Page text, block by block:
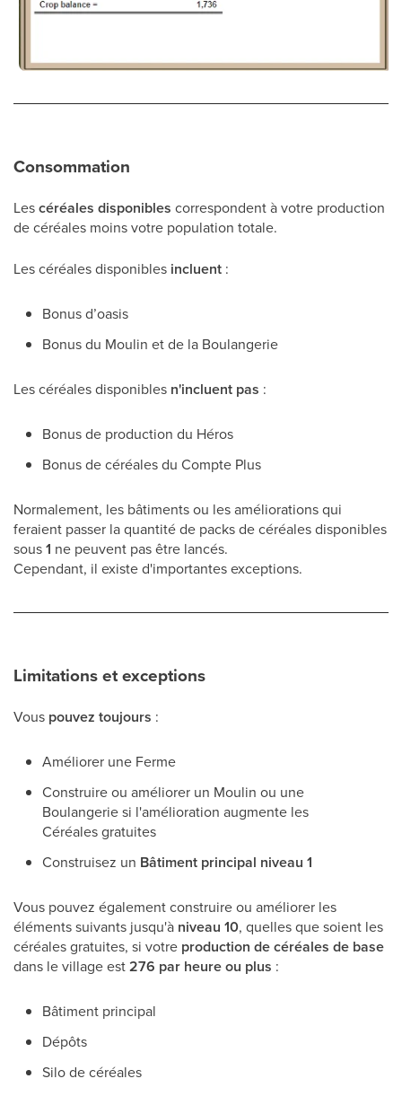
Consommation
Lescéréales disponibles correspondent à votre production
de céréales moins votre population totale.
Les céréales disponibles incluent :
Bonus d’oasis
Bonus du Moulin et de la Boulangerie
Les céréales disponibles n'incluent pas :
Bonus de production du Héros
Bonus de céréales du Compte Plus
Normalement, les bâtiments ou les améliorations qui
feraient passer la quantité de packs de céréales disponibles
sous1 ne peuvent pas être lancés.
Cependant, il existe d'importantes exceptions.
Limitations et exceptions
Vous pouvez toujours :
Améliorer une Ferme
Construire ou améliorer un Moulin ou une
Boulangerie si l'amélioration augmente les
Céréales gratuites
Construisez un Bâtiment principal niveau 1
Vous pouvez également construire ou améliorer les
éléments suivants jusqu'à niveau 10, quelles que soient les
céréales gratuites, si votre production de céréales de base
dans le village est276 par heure ou plus :
Bâtiment principal
Dépôts
Silo de céréales